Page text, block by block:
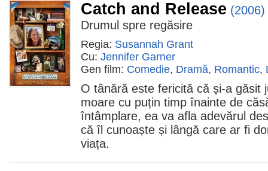
Catch and Release (2006)
Drumul spre regăsire
Regia: Susannah Grant
Cu: Jennifer Garner
Gen film: Comedie, Dramă, Romantic,
O tânără este fericită că și-a găsit
moare cu puțin timp înainte de
întâmplare, ea va afla adevărul
că îl cunoaște și lângă care ar fi
viața.